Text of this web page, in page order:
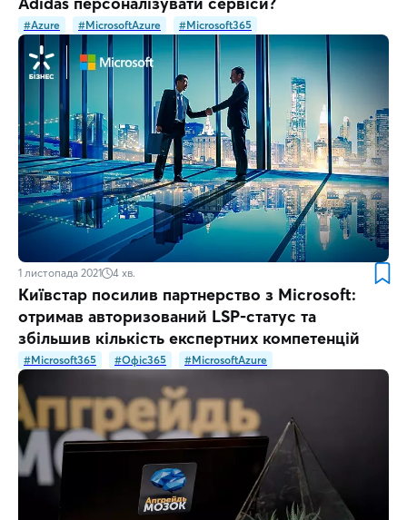
#Azure #MicrosoftAzure #Microsoft365
1 листопада 2021 4 хв.
Київстар посилив партнерство з Microsoft:
отримав авторизований LSP-статус та
збільшив кількість експертних компетенцій
#Microsoft365 #Офіс365 #MicrosoftAzure